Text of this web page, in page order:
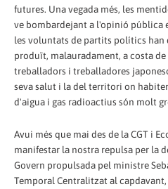
futures. Una vegada més, les
ve bombardejant a l'opinió pública
les voluntats de partits polítics han
produït, malauradament, a costa
treballadors i treballadores
seva salut i la del territori on
d'aigua i gas radioactius són molt
Avui més que mai des de la CGT i
manifestar la nostra repulsa per la
Govern propulsada pel ministre
Temporal Centralitzat al